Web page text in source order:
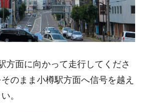
方面に向かって走行してくださ
のまま小樽駅方面へ信号を越え
。